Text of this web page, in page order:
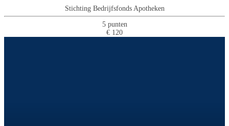
Stichting Bedrijfsfonds Apotheken
5 punten
€ 120